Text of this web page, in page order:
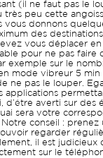
(il ne faut pas le
très peu cette
vous donnons
des
vous déplacer
pour ne pas faire
exemple sur le
mode vibreur 5 min
ne pas le louper.
applications
d’être averti sur des
sera votre
conseil : prenez
regarder
il est judicieux
sur le